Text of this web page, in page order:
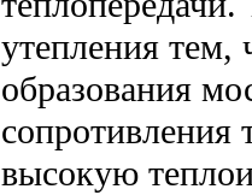
утепления тем,
образования
сопротивления
высокую